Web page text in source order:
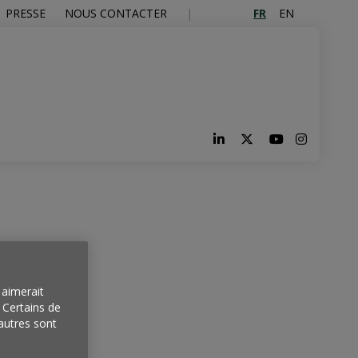
PRESSE NOUS CONTACTER FR EN
de
sont